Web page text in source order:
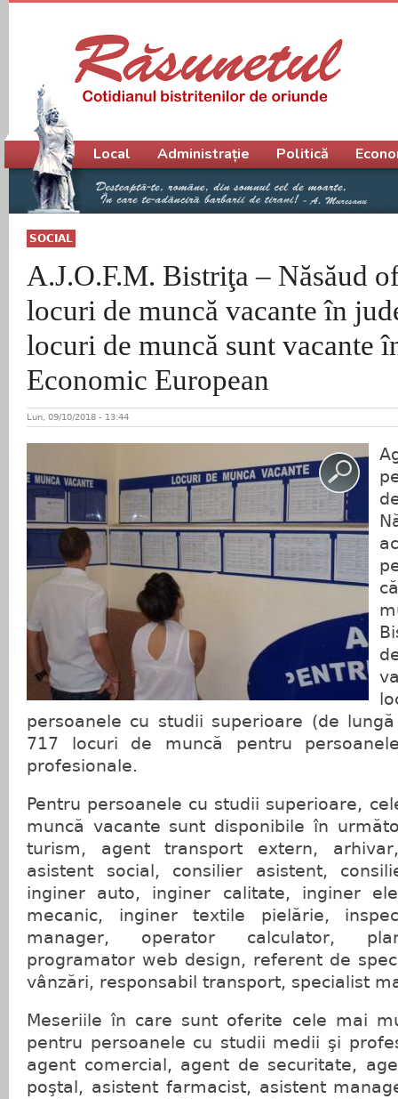
SOCIAL
A.J.O.F.M. Bistriţa – Năsăud
locuri de muncă vacante în
locuri de muncă sunt vacante
Economic European
Lun, 09/10/2018 - 13:44
persoanele cu studii superioare (de
717 locuri de muncă pentru
profesionale.
Pentru persoanele cu studii superioare,
muncă vacante sunt disponibile în
turism, agent transport extern,
asistent social, consilier asistent,
inginer auto, inginer calitate, inginer
mecanic, inginer textile pielărie,
manager, operator calculator,
programator web design, referent de
vânzări, responsabil transport, specialist
Meseriile în care sunt oferite cele mai
pentru persoanele cu studii medii şi
agent comercial, agent de securitate,
poştal, asistent farmacist, asistent
Meniu principal
Local Administrație Politică